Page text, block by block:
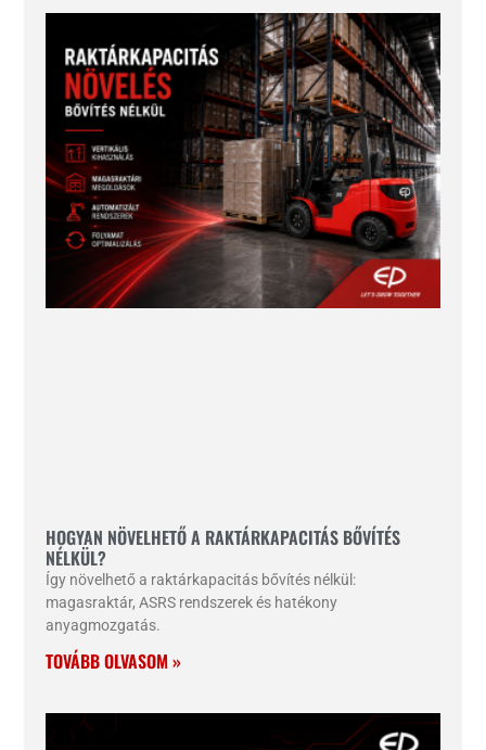
HOGYAN NÖVELHETŐ A RAKTÁRKAPACITÁS BŐVÍTÉS
NÉLKÜL?
Így növelhető a raktárkapacitás bővítés nélkül:
magasraktár, ASRS rendszerek és hatékony
anyagmozgatás.
TOVÁBB OLVASOM »